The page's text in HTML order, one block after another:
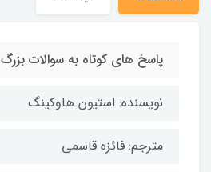
پاسخ های کوتاه به سوالات بزرگ
نویسنده: استیون هاوکینگ
مترجم: فائزه قاسمی